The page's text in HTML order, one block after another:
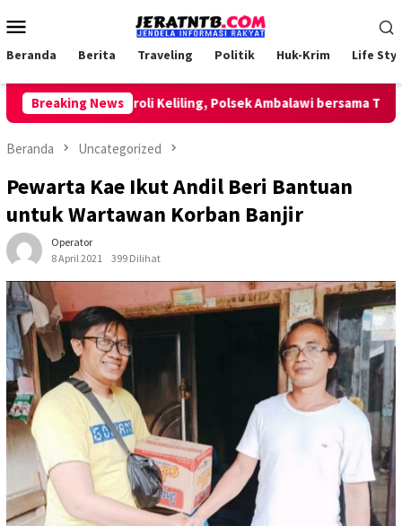
ke
Mobile
Beranda Berita Traveling Politik Huk-Krim Life
Breaking News
Lakukan Patroli Keliling, Polsek Ambalawi bersama TNI dan
Beranda Uncategorized
Pewarta Kae Ikut Andil Beri Bantuan
untuk Wartawan Korban Banjir
Operator
8 April 2021
399 Dilihat